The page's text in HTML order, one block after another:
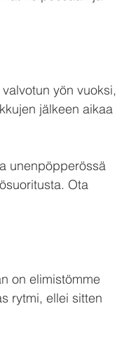
yön vuoksi,
jälkeen aikaa
unenpöpperössä
Ota
on elimistömme
rytmi, ellei sitten